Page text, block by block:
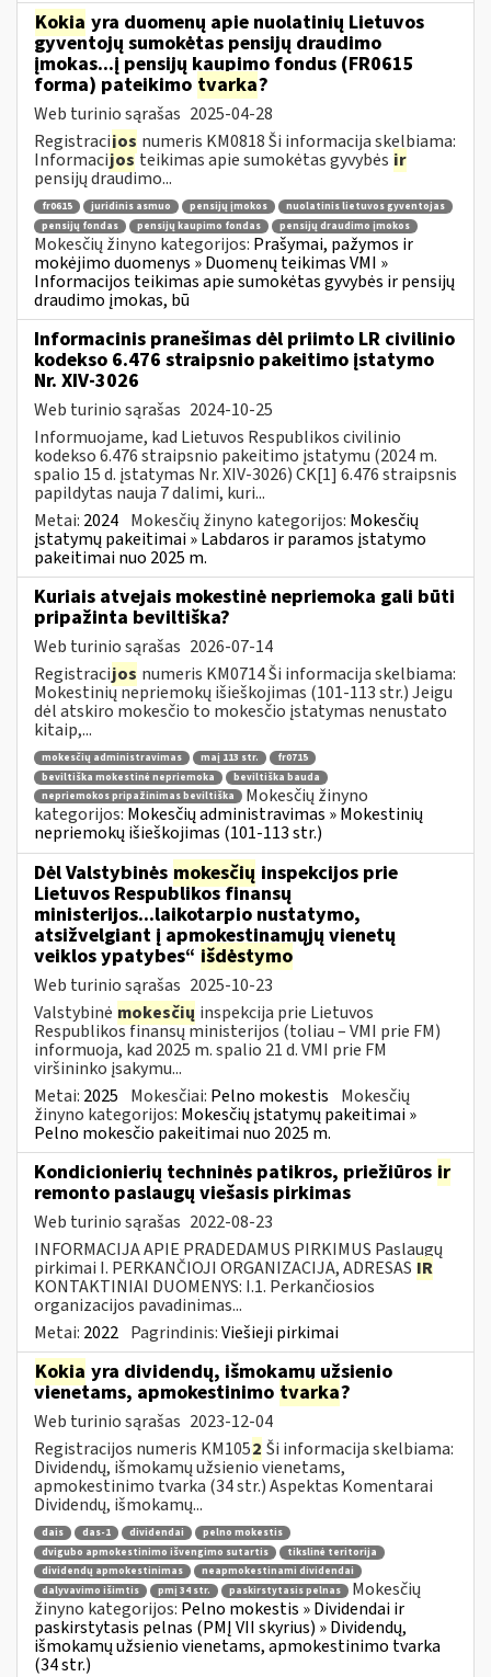
Kokia yra duomenų apie nuolatinių Lietuvos
gyventojų sumokėtas pensijų draudimo
įmokas...į pensijų kaupimo fondus (FR0615
forma) pateikimo tvarka?
Web turinio sąrašas 2025-04-28
Registracijos numeris KM0818 Ši informacija skelbiama:
Informacijosteikimas apie sumokėtas gyvybės ir
pensijų draudimo...
fr0615 juridinis asmuo pensijų įmokos
nuolatinis lietuvos gyventojas
pensijų fondas
pensijų kaupimo fondas pensijų draudimo įmokos
Mokesčių žinyno kategorijos: Prašymai, pažymos ir
mokėjimo duomenys » Duomenų teikimas VMI »
Informacijos teikimas apie sumokėtas gyvybės ir pensijų
draudimo įmokas, bū
Informacinis pranešimas dėl priimto LR civilinio
kodekso 6.476 straipsnio pakeitimo įstatymo
Nr. XIV-3026
Web turinio sąrašas 2024-10-25
Informuojame, kad Lietuvos Respublikos civilinio
kodekso 6.476 straipsnio pakeitimo įstatymu (2024 m.
spalio 15 d. įstatymas Nr. XIV-3026) CK[1] 6.476 straipsnis
papildytas nauja 7 dalimi, kuri...
Metai: 2024 Mokesčių žinyno kategorijos: Mokesčių
įstatymų pakeitimai » Labdaros ir paramos įstatymo
pakeitimai nuo 2025 m.
Kuriais atvejais mokestinė nepriemoka gali būti
pripažinta beviltiška?
Web turinio sąrašas 2026-07-14
Registracijos numeris KM0714 Ši informacija skelbiama:
Mokestinių nepriemokų išieškojimas (101-113 str.) Jeigu
dėl atskiro mokesčio to mokesčio įstatymas nenustato
kitaip,...
mokesčių administravimas maį 113 str.
fr0715
beviltiška mokestinė nepriemoka
beviltiška bauda
nepriemokos pripažinimas beviltiška
Mokesčių žinyno
kategorijos: Mokesčių administravimas » Mokestinių
nepriemokų išieškojimas (101-113 str.)
Dėl Valstybinės mokesčių inspekcijos prie
Lietuvos Respublikos finansų
ministerijos...laikotarpio nustatymo,
atsižvelgiant į apmokestinamųjų vienetų
veiklos ypatybes“ išdėstymo
Web turinio sąrašas 2025-10-23
Valstybinė mokesčių inspekcija prie Lietuvos
Respublikos finansų ministerijos (toliau – VMI prie FM)
informuoja, kad 2025 m. spalio 21 d. VMI prie FM
viršininko įsakymu...
Metai: 2025 Mokesčiai: Pelno mokestis Mokesčių
žinyno kategorijos: Mokesčių įstatymų pakeitimai »
Pelno mokesčio pakeitimai nuo 2025 m.
Kondicionierių techninės patikros, priežiūros ir
remonto paslaugų viešasis pirkimas
Web turinio sąrašas 2022-08-23
INFORMACIJA APIE PRADEDAMUS PIRKIMUS Paslaugų
pirkimai I. PERKANČIOJI ORGANIZACIJA, ADRESAS IR
KONTAKTINIAI DUOMENYS: I.1. Perkančiosios
organizacijos pavadinimas...
Metai: 2022 Pagrindinis:Viešieji pirkimai
Kokia yra dividendų, išmokamų užsienio
vienetams, apmokestinimo tvarka?
Web turinio sąrašas 2023-12-04
Registracijos numeris KM1052 Ši informacija skelbiama:
Dividendų, išmokamų užsienio vienetams,
apmokestinimo tvarka (34 str.) Aspektas Komentarai
Dividendų, išmokamų...
dais das-1 dividendai
pelno mokestis
dvigubo apmokestinimo išvengimo sutartis
tikslinė teritorija
dividendų apmokestinimas
neapmokestinami dividendai
dalyvavimo išimtis
pmį 34 str. paskirstytasis pelnas
Mokesčių
žinyno kategorijos: Pelno mokestis » Dividendai ir
paskirstytasis pelnas (PMĮ VII skyrius) » Dividendų,
išmokamų užsienio vienetams, apmokestinimo tvarka
(34 str.)